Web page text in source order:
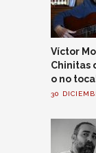
Víctor
Chinitas
o no
30